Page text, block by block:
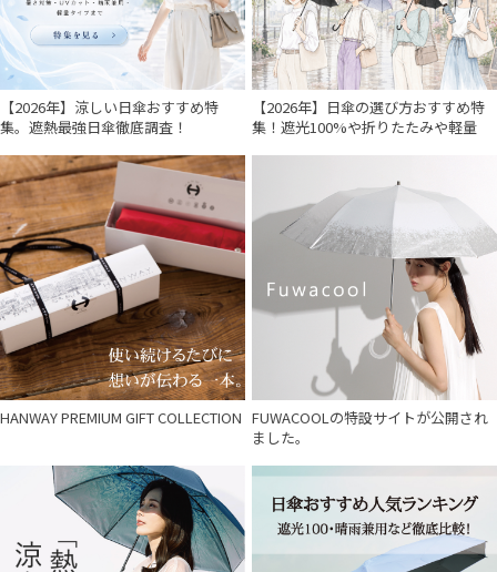
【2026年】涼しい日傘おすすめ特
集。遮熱最強日傘徹底調査！
【2026年】日傘の選び方おすすめ特
集！遮光100%や折りたたみや軽量
HANWAY PREMIUM GIFT COLLECTION FUWACOOLの特設サイトが公開され
ました。